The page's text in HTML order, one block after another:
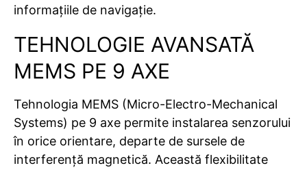
informațiile de navigație.
TEHNOLOGIE AVANSATĂ
MEMS PE 9 AXE
Tehnologia MEMS (Micro-Electro-Mechanical
Systems) pe 9 axe permite instalarea senzorului
în orice orientare, departe de sursele de
interferență magnetică. Această flexibilitate